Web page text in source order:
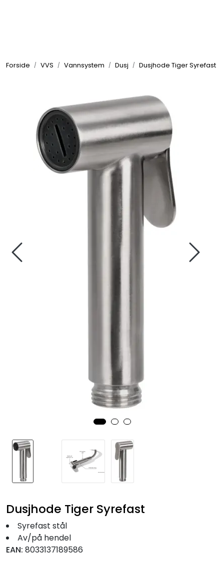
Forside VVS Vannsystem Dusj Dusjhode Tiger Syrefast
Dusjhode Tiger Syrefast
Syrefast stål
Av/på hendel
EAN: 8033137189586
Bygg/Innredning
Komfort
VVS